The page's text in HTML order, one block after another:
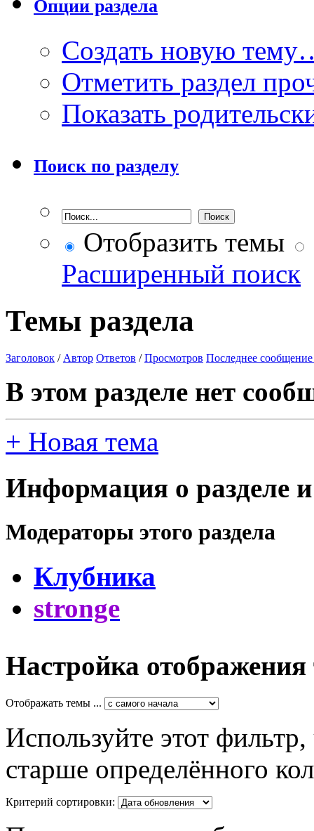
Опции раздела
Создать новую
Отметить раздел
Показать
Поиск по разделу
Отобразить темы
Расширенный поиск
Темы раздела
Заголовок / Автор Ответов /Просмотров Последнее сообщение
В этом разделе нет
+ Новая тема
Информация о разделе
Модераторы этого раздела
Клубника
stronge
Настройка отображения
Отображать темы ...
Используйте этот
старше определённого
Критерий сортировки: